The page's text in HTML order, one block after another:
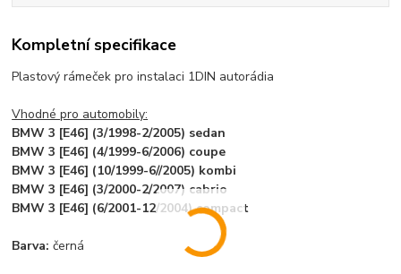
Kompletní specifikace
Plastový rámeček pro instalaci 1DIN autorádia
Vhodné pro automobily:
BMW 3 [E46] (3/1998-2/2005) sedan
BMW 3 [E46] (4/1999-6/2006) coupe
BMW 3 [E46] (10/1999-6//2005) kombi
BMW 3 [E46] (3/2000-2/2007) cabrio
BMW 3 [E46] (6/2001-12/2004) compact
Barva:černá